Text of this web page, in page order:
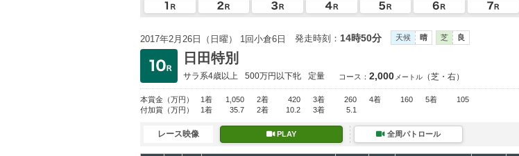
2017年2月26日（日曜） 1回小倉6日 発走時刻： 14時50分 天候 晴 芝 良
日田特別
サラ系4歳以上 500万円以下牝 定量 コース： 2,000 メートル （芝・右）
本賞金 （万円） 1着 1,050 2着 420 3着 260 4着 160 5着
105
付加賞 （万円） 1着 35.7 2着 10.2 3着 5.1
レース映像 PLAY 全周パトロール